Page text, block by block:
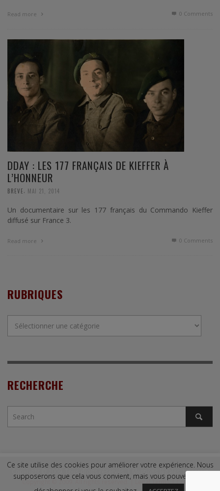
Read more 0 Comments
DDAY : LES 177 FRANÇAIS DE KIEFFER À
L’HONNEUR
BREVE MAI 21, 2014
Un documentaire sur les 177 français du Commando Kieffer
diffusé sur France 3.
Read more 0 Comments
RUBRIQUES
RECHERCHE
Copyright © 2009. Tous droits réservés. | Mentions légales |Contact
Copyright © 2009. All rights reserved. |
Legal Terms
Ce site utilise des cookies pour améliorer votre expérience. Nous
supposerons que cela vous convient, mais vous pouvez vous